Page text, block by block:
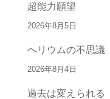
超能力願望
2026年8月5日
ヘリウムの不思議
2026年8月4日
過去は変えられる